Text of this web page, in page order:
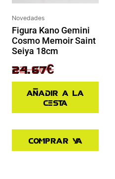
Novedades
Figura Kano Gemini
Cosmo Memoir Saint
Seiya 18cm
32.90€
24.67€
Añadir a la
cesta
Comprar ya